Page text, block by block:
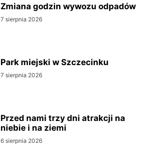
Zmiana godzin wywozu odpadów
7 sierpnia 2026
Park miejski w Szczecinku
7 sierpnia 2026
Przed nami trzy dni atrakcji na
niebie i na ziemi
6 sierpnia 2026